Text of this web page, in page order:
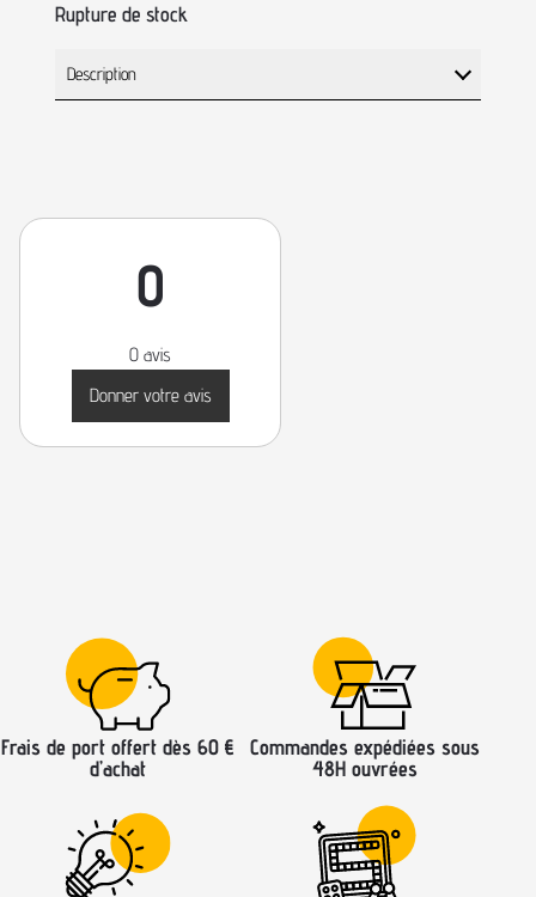
Rupture de stock
Description
0
0 avis
Donner votre avis
Frais de port offert dès 60 €
d’achat
Commandes expédiées sous
48H ouvrées